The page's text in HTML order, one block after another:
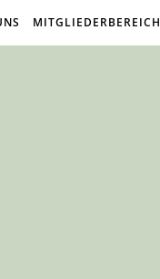
MITGLIEDERBEREICH